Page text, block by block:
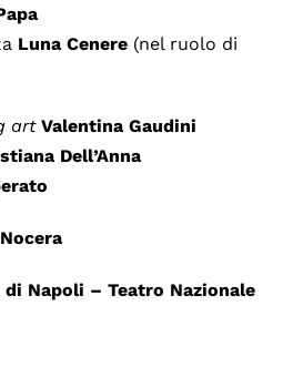
Luna Cenere (nel ruolo di
art Valentina Gaudini
Dell’Anna
di Napoli – Teatro Nazionale